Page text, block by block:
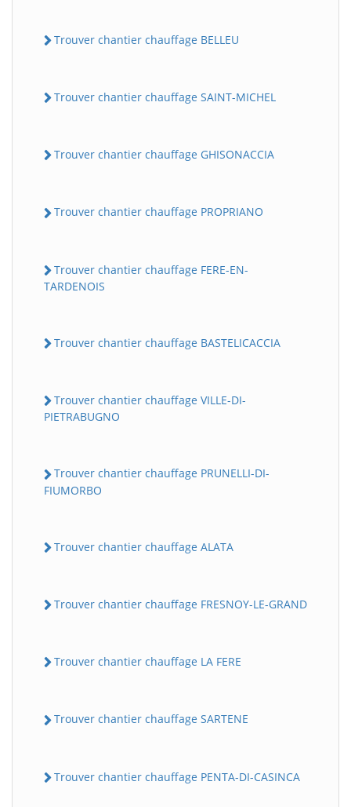
Trouver chantier chauffage BELLEU
Trouver chantier chauffage SAINT-MICHEL
Trouver chantier chauffage GHISONACCIA
Trouver chantier chauffage PROPRIANO
Trouver chantier chauffage FERE-EN-
TARDENOIS
Trouver chantier chauffage BASTELICACCIA
Trouver chantier chauffage VILLE-DI-
PIETRABUGNO
Trouver chantier chauffage PRUNELLI-DI-
FIUMORBO
Trouver chantier chauffage ALATA
Trouver chantier chauffage FRESNOY-LE-GRAND
Trouver chantier chauffage LA FERE
Trouver chantier chauffage SARTENE
Trouver chantier chauffage PENTA-DI-CASINCA